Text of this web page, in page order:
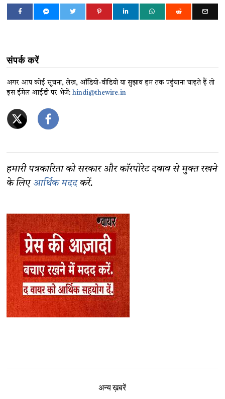
संपर्क करें
अगर आप कोई सूचना, लेख, ऑडियो-वीडियो या सुझाव हम तक पहुंचाना चाहते हैं तो
इस ईमेल आईडी पर भेजें:hindi@thewire.in
हमारी पत्रकारिता को सरकार और कॉरपोरेट दबाव से मुक्त रखने
के लिए आर्थिक मददकरें.
अन्य ख़बरें